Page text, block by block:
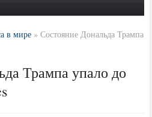
в мире »Состояние Дональда Трампа
Трампа упало до